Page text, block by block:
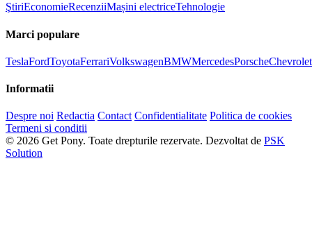
ŞtiriEconomieRecenziiMașini electriceTehnologie
Marci populare
TeslaFordToyotaFerrariVolkswagenBMWMercedesPorscheChevrolet
Informatii
Despre noi Redactia Contact Confidentialitate Politica de cookies
Termeni si conditii
© 2026 Get Pony. Toate drepturile rezervate. Dezvoltat de PSK
Solution